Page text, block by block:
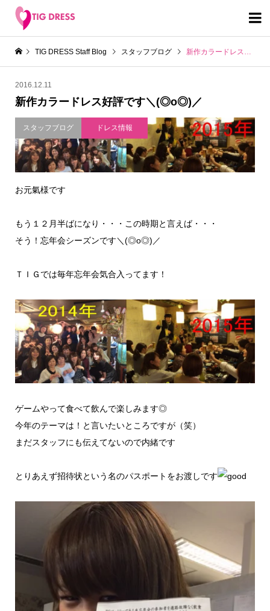

TIG DRESS Staff Blog スタッフブログ 新作カラードレス好評です＼(◎o◎)／
2016.12.11
新作カラードレス好評です＼(◎o◎)／
スタッフブログ ドレス情報
お元氣様です
もう１２月半ばになり・・・この時期と言えば・・・
そう！忘年会シーズンです＼(◎o◎)／
ＴＩＧでは毎年忘年会気合入ってます！
ゲームやって食べて飲んで楽しみます◎
今年のテーマは！と言いたいところですが（笑）
まだスタッフにも伝えてないので内緒です
とりあえず招待状という名のパスポートをお渡しです